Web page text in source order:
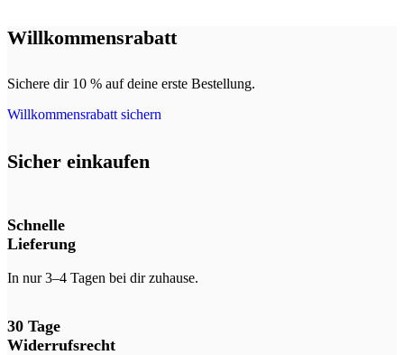
Willkommensrabatt
Sichere dir 10 % auf deine erste Bestellung.
Willkommensrabatt sichern
Sicher einkaufen
Schnelle
Lieferung
In nur 3–4 Tagen bei dir zuhause.
30 Tage
Widerrufsrecht